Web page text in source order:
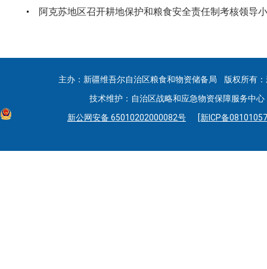
阿克苏地区召开耕地保护和粮食安全责任制考核领导
主办：新疆维吾尔自治区粮食和物资储备局 版权所有
技术维护：自治区战略和应急物资保障服务中
新公网安备 65010202000082号
[新ICP备